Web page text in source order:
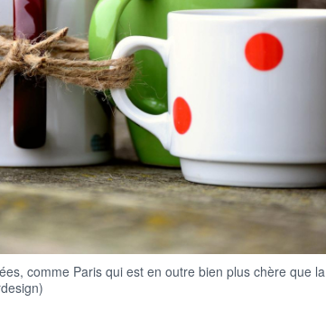
comme Paris qui est en outre bien plus chère que la